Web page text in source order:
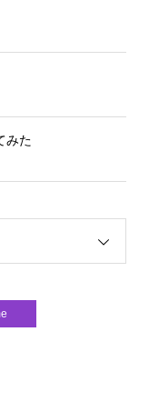
みた